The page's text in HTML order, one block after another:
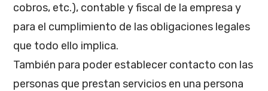
cobros, etc.), contable y fiscal de la empresa y
para el cumplimiento de las obligaciones legales
que todo ello implica.
También para poder establecer contacto con las
personas que prestan servicios en una persona